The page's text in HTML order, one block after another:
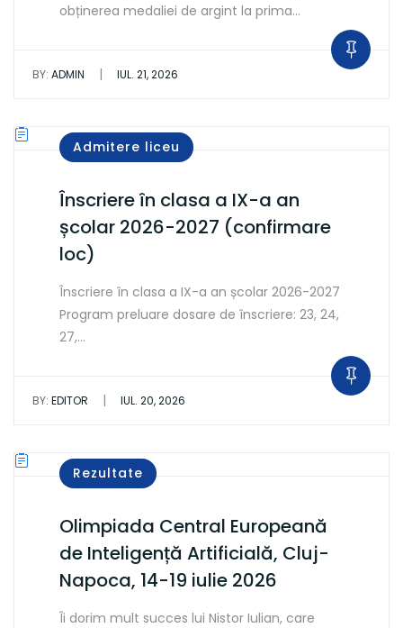
obținerea medaliei de argint la prima…
BY: ADMIN | IUL. 21, 2026
Admitere liceu
Înscriere în clasa a IX-a an
școlar 2026-2027 (confirmare
loc)
Înscriere în clasa a IX-a an școlar 2026-2027
Program preluare dosare de înscriere: 23, 24,
27,…
BY: EDITOR | IUL. 20, 2026
Rezultate
Olimpiada Central Europeană
de Inteligență Artificială, Cluj-
Napoca, 14-19 iulie 2026
Îi dorim mult succes lui Nistor Iulian, care